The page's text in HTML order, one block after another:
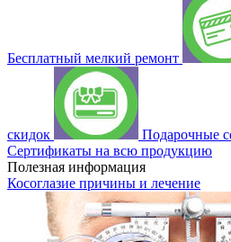
Бесплатный мелкий ремонт
скидок
Подарочные
Сертификаты на всю продукцию
Полезная информация
Косоглазие причины и лечение